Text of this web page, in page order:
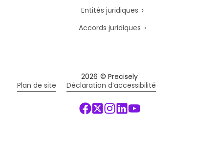
Entités juridiques
Accords juridiques
2026 © Precisely
Plan de site
Déclaration d’accessibilité